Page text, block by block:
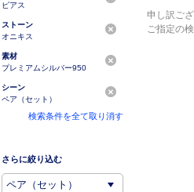
申し訳ござ
ご指定の
ピアス
ストーン
オニキス
素材
プレミアムシルバー950
シーン
ペア（セット）
検索条件を全て取り消す
さらに絞り込む